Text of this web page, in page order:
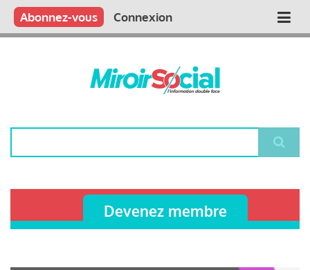
Aller
contenu
Main
Qui sommes nous ?
Vous publiez
Nous publions
Contactez-nous
Abonnez-vous Connexion
Devenez membre